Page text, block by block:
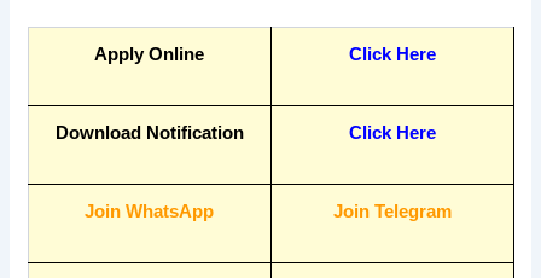
Apply Online Click Here
Download Notification Click Here
Join WhatsApp Join Telegram